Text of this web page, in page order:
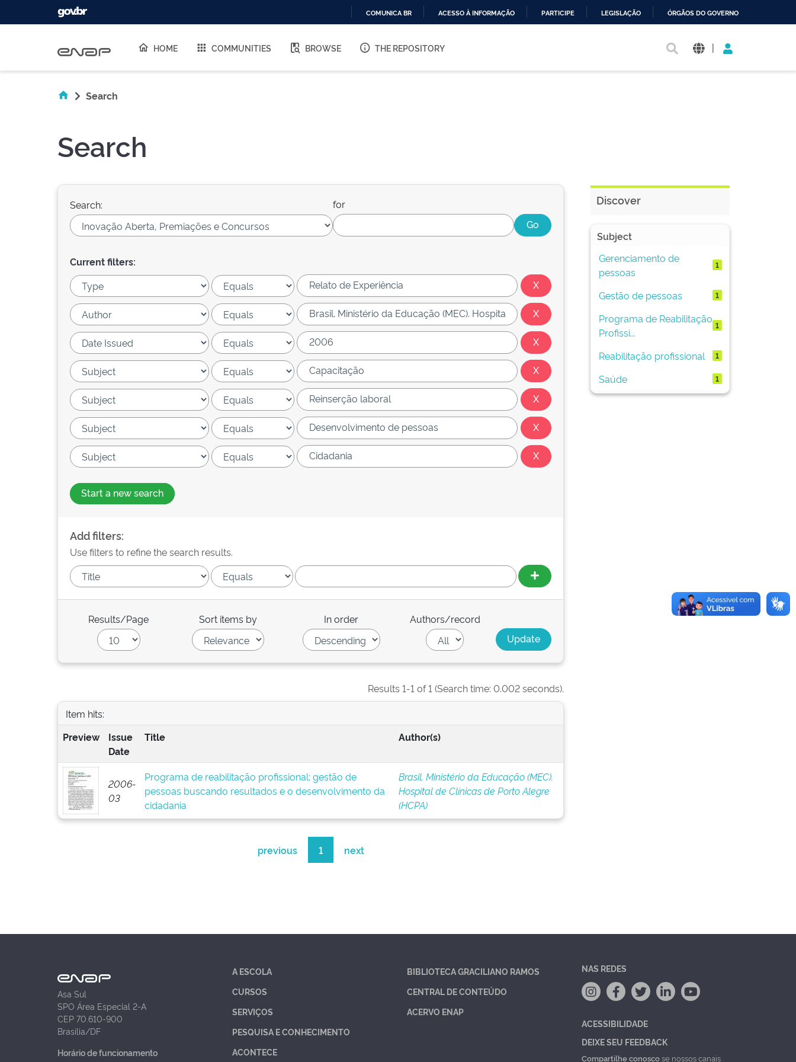
O
COMUNICA BR ACESSO À INFORMAÇÃO PARTICIPE LEGISLAÇÃO ÓRGÃOS DO GOVERNO
HOME COMMUNITIES BROWSE THE REPOSITORY |
Search
Search
Search: for
Current filters:
Start a new search
Add filters:
Use filters to refine the search results.
Results/Page Sort items by In order Authors/record
Results 1-1 of 1 (Search time: 0.002 seconds).
Item hits:
Preview
Issue
Date
Title Author(s)
2006-
03
Programa de reabilitação profissional: gestão de
pessoas buscando resultados e o desenvolvimento da
cidadania
Brasil. Ministério da Educação (MEC).
Hospital de Clínicas de Porto Alegre
(HCPA)
previous 1 next
Discover
Subject
Gerenciamento de
pessoas
1
Gestão de pessoas 1
Programa de Reabilitação
Profissi...
1
Reabilitação profissional 1
Saúde 1
Asa Sul
SPO Área Especial 2-A
CEP 70.610-900
Brasília/DF
Horário de funcionamento
A ESCOLA
CURSOS
SERVIÇOS
PESQUISA E CONHECIMENTO
ACONTECE
BIBLIOTECA GRACILIANO RAMOS
CENTRAL DE CONTEÚDO
ACERVO ENAP
NAS REDES
ACESSIBILIDADE
DEIXE SEU FEEDBACK
Compartilhe conoscose nossos canais